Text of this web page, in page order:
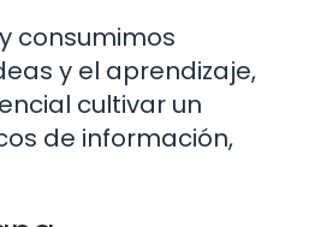
consumimos
y el aprendizaje,
cultivar un
de información,